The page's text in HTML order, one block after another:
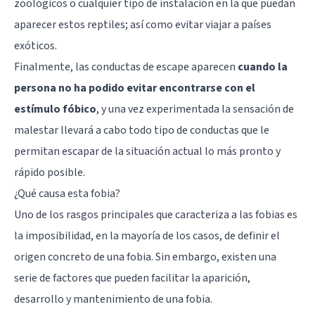
zoológicos o cualquier tipo de instalación en la que puedan
aparecer estos reptiles; así como evitar viajar a países
exóticos.
Finalmente, las conductas de escape aparecen cuando la
persona no ha podido evitar encontrarse con el
estímulo fóbico, y una vez experimentada la sensación de
malestar llevará a cabo todo tipo de conductas que le
permitan escapar de la situación actual lo más pronto y
rápido posible.
¿Qué causa esta fobia?
Uno de los rasgos principales que caracteriza a las fobias es
la imposibilidad, en la mayoría de los casos, de definir el
origen concreto de una fobia. Sin embargo, existen una
serie de factores que pueden facilitar la aparición,
desarrollo y mantenimiento de una fobia.